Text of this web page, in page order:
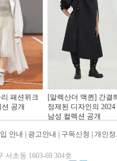
패션위크
공개
[알렉산더 맥퀸] 간결
정제된 디자인의 2024
남성 컬렉션 공개
안내 광고안내 구독신청 개인
초동 1603-69 304호